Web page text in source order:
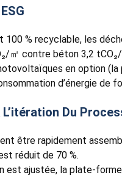
100 % recyclable, les
㎡ contre béton 3,2
en option
d’énergie de
Du
être rapidement
réduit de 70 %.
est ajustée, la plate-